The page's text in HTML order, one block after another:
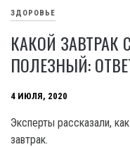
ЗДОРОВЬЕ
КАКОЙ
ПОЛЕЗНЫЙ:
4 ИЮЛЯ, 2020
Эксперты рассказали,
завтрак.